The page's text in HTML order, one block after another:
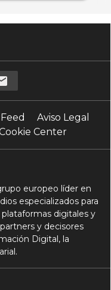
Aviso Legal
Center
europeo líder en
especializados para
digitales y
y decisores
Digital, la